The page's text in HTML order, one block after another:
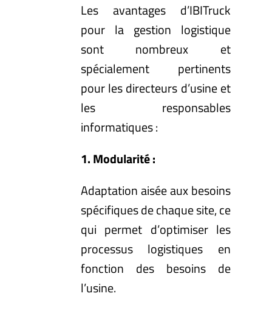
Les avantages d’IBITruck
pour la gestion logistique
sont nombreux et
spécialement pertinents
pour les directeurs d’usine et
les responsables
informatiques :
1. Modularité :
Adaptation aisée aux besoins
spécifiques de chaque site, ce
qui permet d’optimiser les
processus logistiques en
fonction des besoins de
l’usine.